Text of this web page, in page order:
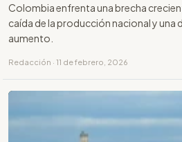
Colombia enfrenta una brecha
caída de la producción nacional y una
aumento.
Redacción · 11 de febrero, 2026